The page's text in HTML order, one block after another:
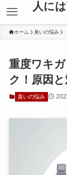
人に
ホーム 臭いの悩み
重度ワキ
ク！原因
臭いの悩み